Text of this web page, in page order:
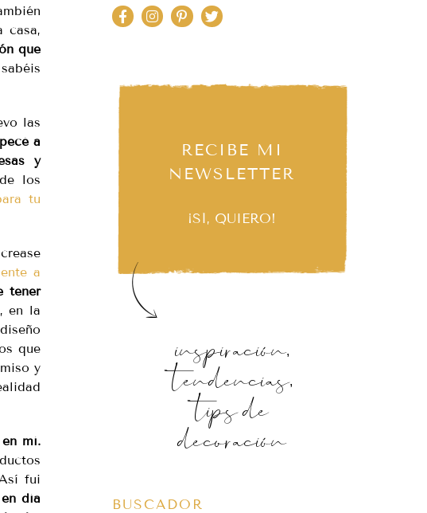
casa,
que
las
a
y
los
tu
a
tener
en la
que
y
mí.
fui
día
RECIBE MI
NEWSLETTER
¡SÍ, QUIERO!
inspiración,
tendencias,
tips de
decoración
BUSCADOR